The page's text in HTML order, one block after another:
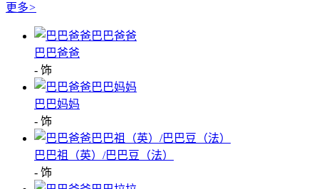
更多>
巴巴爸爸
- 饰
巴巴妈妈
- 饰
巴巴祖（英）/巴巴豆（法）
- 饰